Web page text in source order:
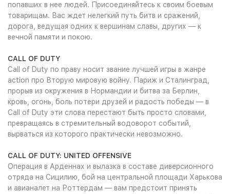
попавших в нее людей. Присоединяйтесь к своим боевым
товарищам. Вас ждет нелегкий путь битв и сражений,
дорога, ведущая одних к вершинам славы, других — к
вечной памяти и покою.
CALL OF DUTY
Call of Duty по праву носит звание лучшей игры в жанре
action про Вторую мировую войну. Париж и Сталинград,
прорыв из окружения в Нормандии и битва за Берлин,
кровь, огонь, боль потери друзей и радость победы — в
Call of Duty эти слова перестают быть просто словами,
превращаясь в стремительный водоворот событий,
вырваться из которого практически невозможно.
CALL OF DUTY: UNITED OFFENSIVE
Операция в Арденнах и вылазка в составе диверсионного
отряда на Сицилию, бой на центральной площади Харькова
и авианалет на Роттердам — вам предстоит принять